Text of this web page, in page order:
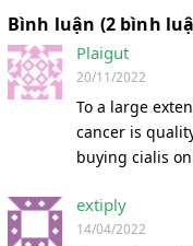
Bình luận (2 bình
Plaigut
20/11/2022
To a large
cancer is
buying cialis
extiply
14/04/2022